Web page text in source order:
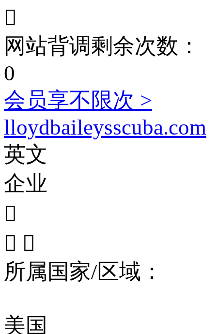

网站背调剩余次数：
0
会员享不限次 >
lloydbaileysscuba.com
英文
企业

 
所属国家/区域：
美国